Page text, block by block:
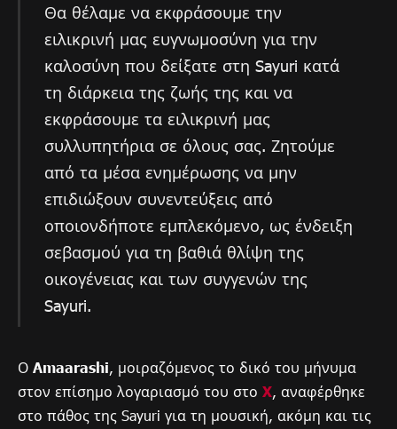
Θα θέλαμε να εκφράσουμε την
ειλικρινή μας ευγνωμοσύνη για την
καλοσύνη που δείξατε στη Sayuri κατά
τη διάρκεια της ζωής της και να
εκφράσουμε τα ειλικρινή μας
συλλυπητήρια σε όλους σας. Ζητούμε
από τα μέσα ενημέρωσης να μην
επιδιώξουν συνεντεύξεις από
οποιονδήποτε εμπλεκόμενο, ως ένδειξη
σεβασμού για τη βαθιά θλίψη της
οικογένειας και των συγγενών της
Sayuri.
Ο Amaarashi, μοιραζόμενος το δικό του μήνυμα
στον επίσημο λογαριασμό του στο X, αναφέρθηκε
στο πάθος της Sayuri για τη μουσική, ακόμη και τις